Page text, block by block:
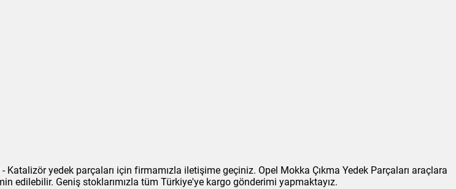
Katalizör yedek parçaları için firmamızla iletişime geçiniz. Opel Mokka Çıkma Yedek Parçaları araçlara
edilebilir. Geniş stoklarımızla tüm Türkiye'ye kargo gönderimi yapmaktayız.